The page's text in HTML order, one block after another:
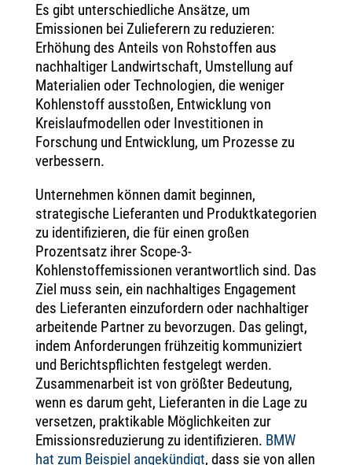
Es gibt unterschiedliche Ansätze, um
Emissionen bei Zulieferern zu reduzieren:
Erhöhung des Anteils von Rohstoffen aus
nachhaltiger Landwirtschaft, Umstellung auf
Materialien oder Technologien, die weniger
Kohlenstoff ausstoßen, Entwicklung von
Kreislaufmodellen oder Investitionen in
Forschung und Entwicklung, um Prozesse zu
verbessern.
Unternehmen können damit beginnen,
strategische Lieferanten und Produktkategorien
zu identifizieren, die für einen großen
Prozentsatz ihrer Scope-3-
Kohlenstoffemissionen verantwortlich sind. Das
Ziel muss sein, ein nachhaltiges Engagement
des Lieferanten einzufordern oder nachhaltiger
arbeitende Partner zu bevorzugen. Das gelingt,
indem Anforderungen frühzeitig kommuniziert
und Berichtspflichten festgelegt werden.
Zusammenarbeit ist von größter Bedeutung,
wenn es darum geht, Lieferanten in die Lage zu
versetzen, praktikable Möglichkeiten zur
Emissionsreduzierung zu identifizieren. BMW
hat zum Beispiel angekündigt, dass sie von allen